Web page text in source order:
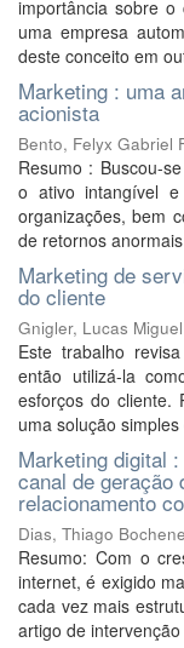
importância sobre o
uma empresa
deste conceito em
Marketing : uma
acionista
Bento, Felyx Gabriel
Resumo : Buscou-
o ativo intangível e
organizações, bem
de retornos
Marketing de
do cliente
Gnigler, Lucas Miguel
Este trabalho
então utilizá-la
esforços do cliente.
uma solução
Marketing digital
canal de geração
relacionamento
Dias, Thiago
Resumo: Com o
internet, é exigido
cada vez mais
artigo de